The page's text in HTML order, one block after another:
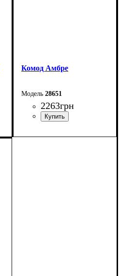
Комод Амбре
28651
2263грн